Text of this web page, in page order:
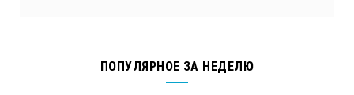
ПОПУЛЯРНОЕ ЗА НЕДЕЛЮ